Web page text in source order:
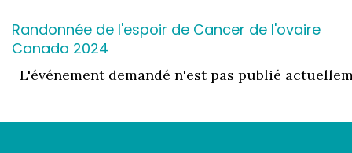
Randonnée de l'espoir de Cancer de l'ovaire
Canada 2024
L'événement demandé n'est pas publié